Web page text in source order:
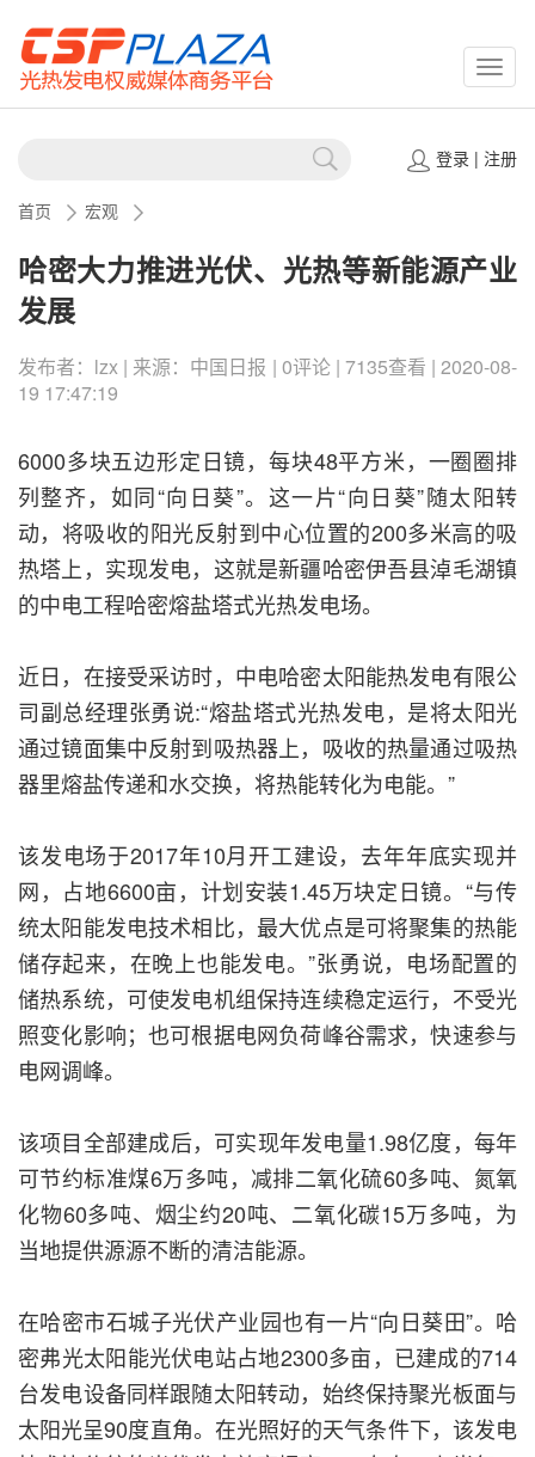
登录| 注册
首页 宏观
哈密大力推进光伏、光热等新能源产业
发展
发布者：lzx | 来源：中国日报 | 0评论 | 7135查看 | 2020-08-
19 17:47:19
6000多块五边形定日镜，每块48平方米，一圈圈排
列整齐，如同“向日葵”。这一片“向日葵”随太阳转
动，将吸收的阳光反射到中心位置的200多米高的吸
热塔上，实现发电，这就是新疆哈密伊吾县淖毛湖镇
的中电工程哈密熔盐塔式光热发电场。
近日，在接受采访时，中电哈密太阳能热发电有限公
司副总经理张勇说:“熔盐塔式光热发电，是将太阳光
通过镜面集中反射到吸热器上，吸收的热量通过吸热
器里熔盐传递和水交换，将热能转化为电能。”
该发电场于2017年10月开工建设，去年年底实现并
网，占地6600亩，计划安装1.45万块定日镜。“与传
统太阳能发电技术相比，最大优点是可将聚集的热能
储存起来，在晚上也能发电。”张勇说，电场配置的
储热系统，可使发电机组保持连续稳定运行，不受光
照变化影响；也可根据电网负荷峰谷需求，快速参与
电网调峰。
该项目全部建成后，可实现年发电量1.98亿度，每年
可节约标准煤6万多吨，减排二氧化硫60多吨、氮氧
化物60多吨、烟尘约20吨、二氧化碳15万多吨，为
当地提供源源不断的清洁能源。
在哈密市石城子光伏产业园也有一片“向日葵田”。哈
密弗光太阳能光伏电站占地2300多亩，已建成的714
台发电设备同样跟随太阳转动，始终保持聚光板面与
太阳光呈90度直角。在光照好的天气条件下，该发电